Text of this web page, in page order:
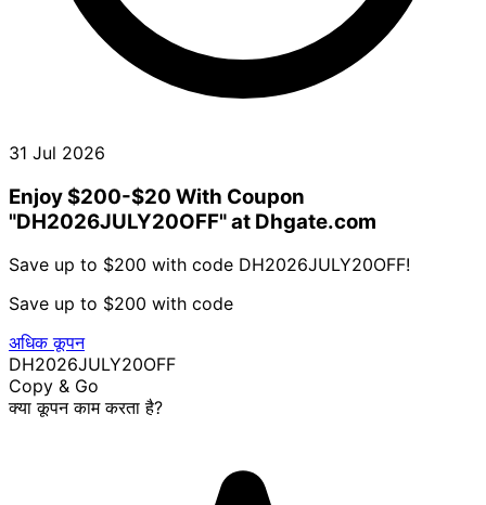
31 Jul 2026
Enjoy $200-$20 With Coupon
"DH2026JULY20OFF" at Dhgate.com
Save up to $200 with code DH2026JULY20OFF!
Save up to $200 with code
अधिक कूपन
DH2026JULY20OFF
Copy & Go
क्या कूपन काम करता है?